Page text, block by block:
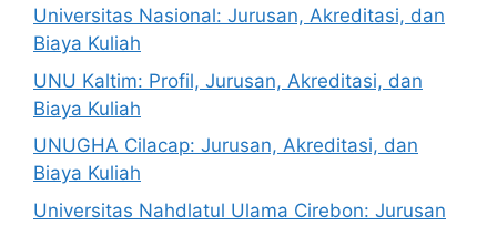
Universitas Nasional: Jurusan, Akreditasi, dan
Biaya Kuliah
UNU Kaltim: Profil, Jurusan, Akreditasi, dan
Biaya Kuliah
UNUGHA Cilacap: Jurusan, Akreditasi, dan
Biaya Kuliah
Universitas Nahdlatul Ulama Cirebon: Jurusan